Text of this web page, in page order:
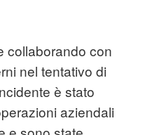
collaborando con
nel tentativo di
è stato
aziendali